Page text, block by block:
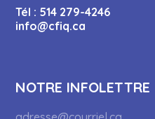
Tél : 514 279-4246
info@cfiq.ca
NOTRE INFOLETTRE